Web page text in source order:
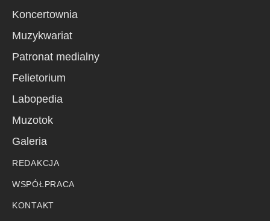
Koncertownia
Muzykwariat
Patronat medialny
Felietorium
Labopedia
Muzotok
Galeria
REDAKCJA
WSPÓŁPRACA
KONTAKT